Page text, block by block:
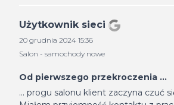
Użytkownik sieci
20 grudnia 2024 15:36
Salon - samochody nowe
Od pierwszego przekroczenia ...
... progu salonu klient zaczyna czuć